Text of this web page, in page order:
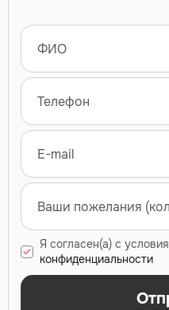
Я согласен(а) с
конфиденциальности